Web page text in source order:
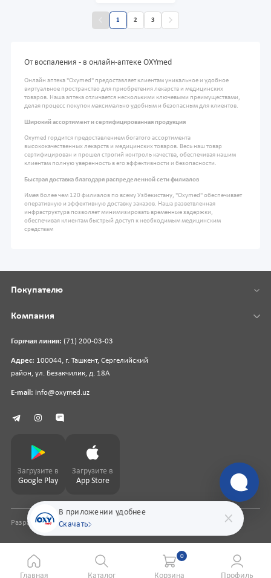
1 2 3
От воспаления - в онлайн-аптеке OXYmed
Онлайн аптека "Oxymed" предоставляет клиентам уникальное и удобное
виртуальное пространство для приобретения лекарств и медицинских
товаров. Наша аптека отличается несколькими ключевыми преимуществами,
делая процесс покупок максимально удобным и безопасным для клиентов.
Широкий ассортимент и сертифицированная продукция
Oxymed гордится предоставлением богатого ассортимента
высококачественных лекарств и медицинских товаров. Весь наш товар
сертифицирован и прошел строгий контроль качества, обеспечивая нашим
клиентам полную уверенность в его эффективности и безопасности.
Быстрая доставка благодаря распределенной сети филиалов
Имея более чем 120 филиалов по всему Узбекистану, "Oxymed" обеспечивает
оперативную и эффективную доставку заказов. Наша разветвленная
инфраструктура позволяет минимизировать временные задержки,
обеспечивая клиентам быстрый доступ к необходимым медицинским
средствам
В приложении удобнее
Скачать
Горячая линия: (71) 200-03-03
Адрес: 100044, г. Ташкент, Сергелийский
район, ул. Безакчилик, д. 18А
E-mail: info@oxymed.uz
Покупателю
Компания
Загрузите в
Google Play
Загрузите в
App Store
Разработка сайтаpharmit.uz
Главная Каталог
0
Корзина Профиль